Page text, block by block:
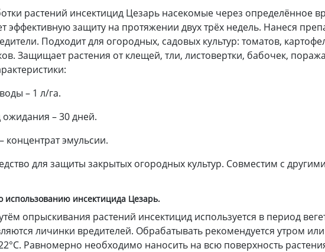
растений инсектицид Цезарь насекомые через определённое
эффективную защиту на протяжении двух трёх недель. Нанеся
Подходит для огородных, садовых культур: томатов,
Защищает растения от клещей, тли, листовертки, бабочек,
– 1 л/га.
– 30 дней.
концентрат эмульсии.
для защиты закрытых огородных культур. Совместим с
использованию инсектицида Цезарь.
опрыскивания растений инсектицид используется в период
личинки вредителей. Обрабатывать рекомендуется утром
Равномерно необходимо наносить на всю поверхность